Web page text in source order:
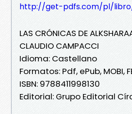
http://get-pdfs.com/pl/
LAS CRÓNICAS DE
CLAUDIO CAMPACCI
Idioma: Castellano
Formatos: Pdf, ePub, MOBI,
ISBN: 9788411998130
Editorial: Grupo Editorial